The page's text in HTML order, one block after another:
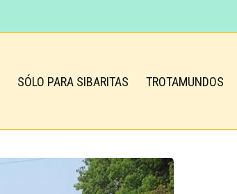
SÓLO PARA SIBARITAS TROTAMUNDOS